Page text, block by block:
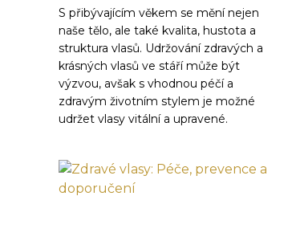
S přibývajícím věkem se mění nejen
naše tělo, ale také kvalita, hustota a
struktura vlasů. Udržování zdravých a
krásných vlasů ve stáří může být
výzvou, avšak s vhodnou péčí a
zdravým životním stylem je možné
udržet vlasy vitální a upravené.